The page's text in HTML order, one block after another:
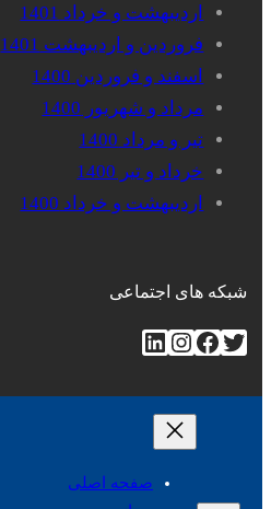
اردیبهشت و خرداد 1401
فروردین و اردیبهشت 1401
اسفند و فروردین 1400
مرداد و شهریور 1400
تیر و مرداد 1400
خرداد و تیر 1400
اردیبهشت و خرداد 1400
شبکه های اجتماعی
توییتر فیس‌بوکاینستاگرم لینکداین
صفحه اصلی